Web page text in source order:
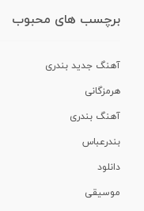
برچسب های محبوب
آهنگ جدید بندری
هرمزگانی
آهنگ بندری
بندرعباس
دانلود
موسیقی